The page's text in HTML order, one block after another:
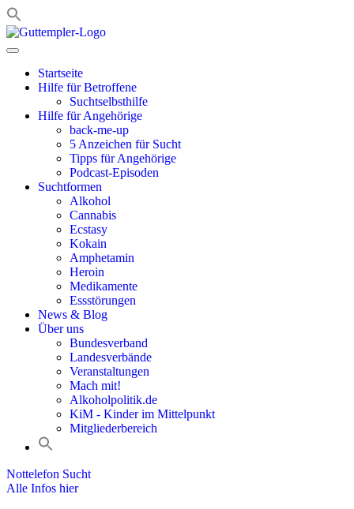
Zum
Inhalt
Startseite
Hilfe für Betroffene
Suchtselbsthilfe
Hilfe für Angehörige
back-me-up
5 Anzeichen für Sucht
Tipps für Angehörige
Podcast-Episoden
Suchtformen
Alkohol
Cannabis
Ecstasy
Kokain
Amphetamin
Heroin
Medikamente
Essstörungen
News & Blog
Über uns
Bundesverband
Landesverbände
Veranstaltungen
Mach mit!
Alkoholpolitik.de
KiM - Kinder im Mittelpunkt
Mitgliederbereich
Nottelefon Sucht
Alle Infos hier